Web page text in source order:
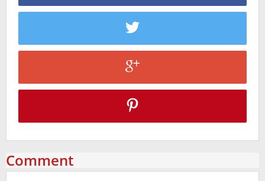
Comment